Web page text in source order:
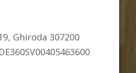
Ghiroda 307200